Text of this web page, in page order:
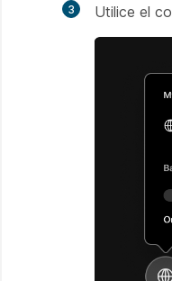
3 Utilice el